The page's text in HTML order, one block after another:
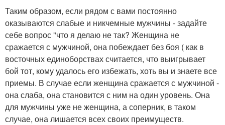
Таким образом, если рядом с вами постоянно
оказываются слабые и никчемные мужчины - задайте
себе вопрос "что я делаю не так? Женщина не
сражается с мужчиной, она побеждает без боя ( как в
восточных единоборствах считается, что выигрывает
бой тот, кому удалось его избежать, хоть вы и знаете все
приемы. В случае если женщина сражается с мужчиной -
она слаба, она становится с ним на один уровень. Она
для мужчины уже не женщина, а соперник, в таком
случае, она лишается всех своих преимуществ.